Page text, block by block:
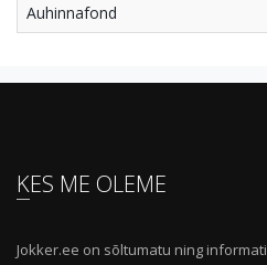
Auhinnafond
KES ME OLEME
Jokker.ee on sõltumatu ning